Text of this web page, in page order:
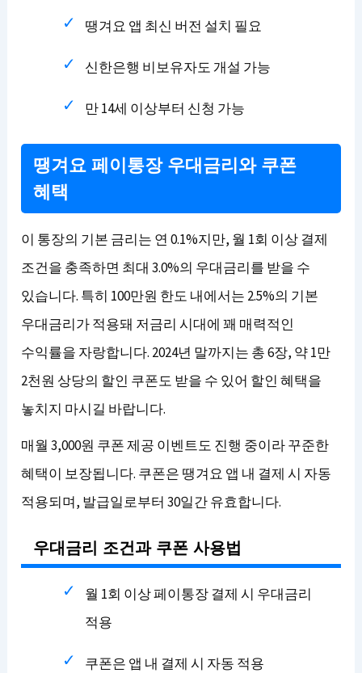
땡겨요 앱 최신 버전 설치 필요
신한은행 비보유자도 개설 가능
만 14세 이상부터 신청 가능
땡겨요 페이통장 우대금리와 쿠폰
혜택
이 통장의 기본 금리는 연 0.1%지만, 월 1회 이상 결제
조건을 충족하면 최대 3.0%의 우대금리를 받을 수
있습니다. 특히 100만원 한도 내에서는 2.5%의 기본
우대금리가 적용돼 저금리 시대에 꽤 매력적인
수익률을 자랑합니다. 2024년 말까지는 총 6장, 약 1만
2천원 상당의 할인 쿠폰도 받을 수 있어 할인 혜택을
놓치지 마시길 바랍니다.
매월 3,000원 쿠폰 제공 이벤트도 진행 중이라 꾸준한
혜택이 보장됩니다. 쿠폰은 땡겨요 앱 내 결제 시 자동
적용되며, 발급일로부터 30일간 유효합니다.
우대금리 조건과 쿠폰 사용법
월 1회 이상 페이통장 결제 시 우대금리
적용
쿠폰은 앱 내 결제 시 자동 적용